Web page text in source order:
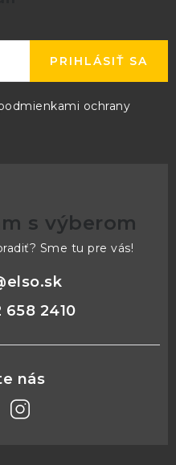
ochrany
PRIHLÁSIŤ SA
s výberom
Sme tu pre vás!
elso.sk
658 2410